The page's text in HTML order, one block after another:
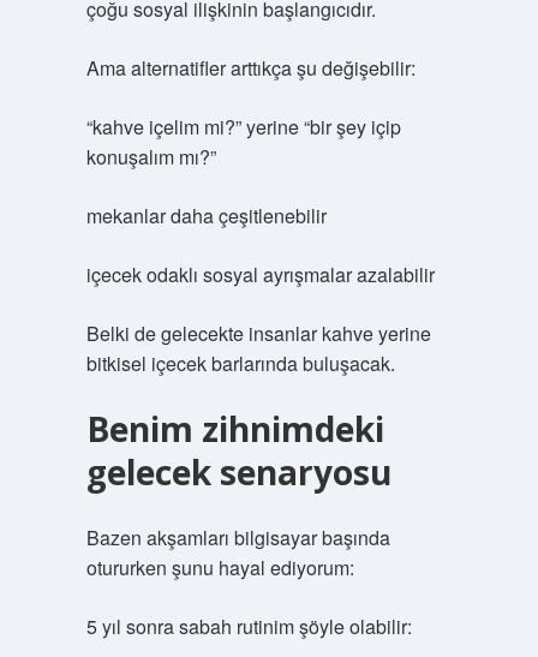
çoğu sosyal ilişkinin başlangıcıdır.
Ama alternatifler arttıkça şu değişebilir:
“kahve içelim mi?” yerine “bir şey içip
konuşalım mı?”
mekanlar daha çeşitlenebilir
içecek odaklı sosyal ayrışmalar azalabilir
Belki de gelecekte insanlar kahve yerine
bitkisel içecek barlarında buluşacak.
Benim zihnimdeki
gelecek senaryosu
Bazen akşamları bilgisayar başında
otururken şunu hayal ediyorum:
5 yıl sonra sabah rutinim şöyle olabilir: